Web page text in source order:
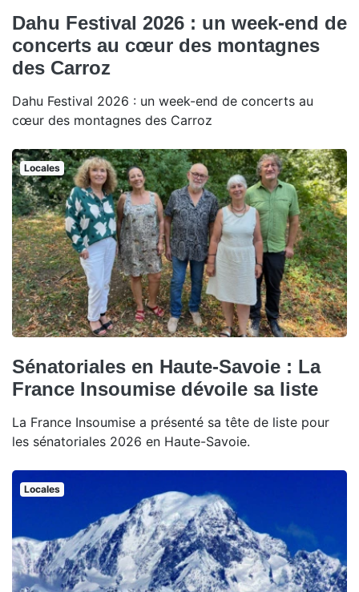
Dahu Festival 2026 : un week-end de
concerts au cœur des montagnes
des Carroz
Dahu Festival 2026 : un week-end de concerts au
cœur des montagnes des Carroz
Locales
Sénatoriales en Haute-Savoie : La
France Insoumise dévoile sa liste
La France Insoumise a présenté sa tête de liste pour
les sénatoriales 2026 en Haute-Savoie.
Locales